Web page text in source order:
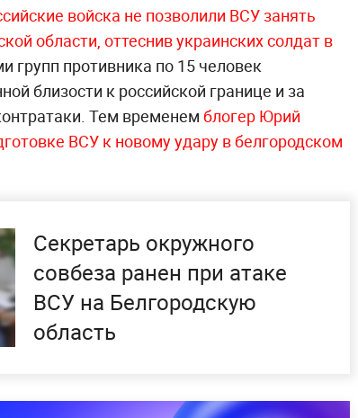
войска не позволили ВСУ занять
области, оттеснив украинских солдат в
групп противника по 15 человек
близости к российской границе и за
Тем временем блогер Юрий
ВСУ к новому удару в белгородском
Секретарь окружного
совбеза ранен при атаке
ВСУ на Белгородскую
область